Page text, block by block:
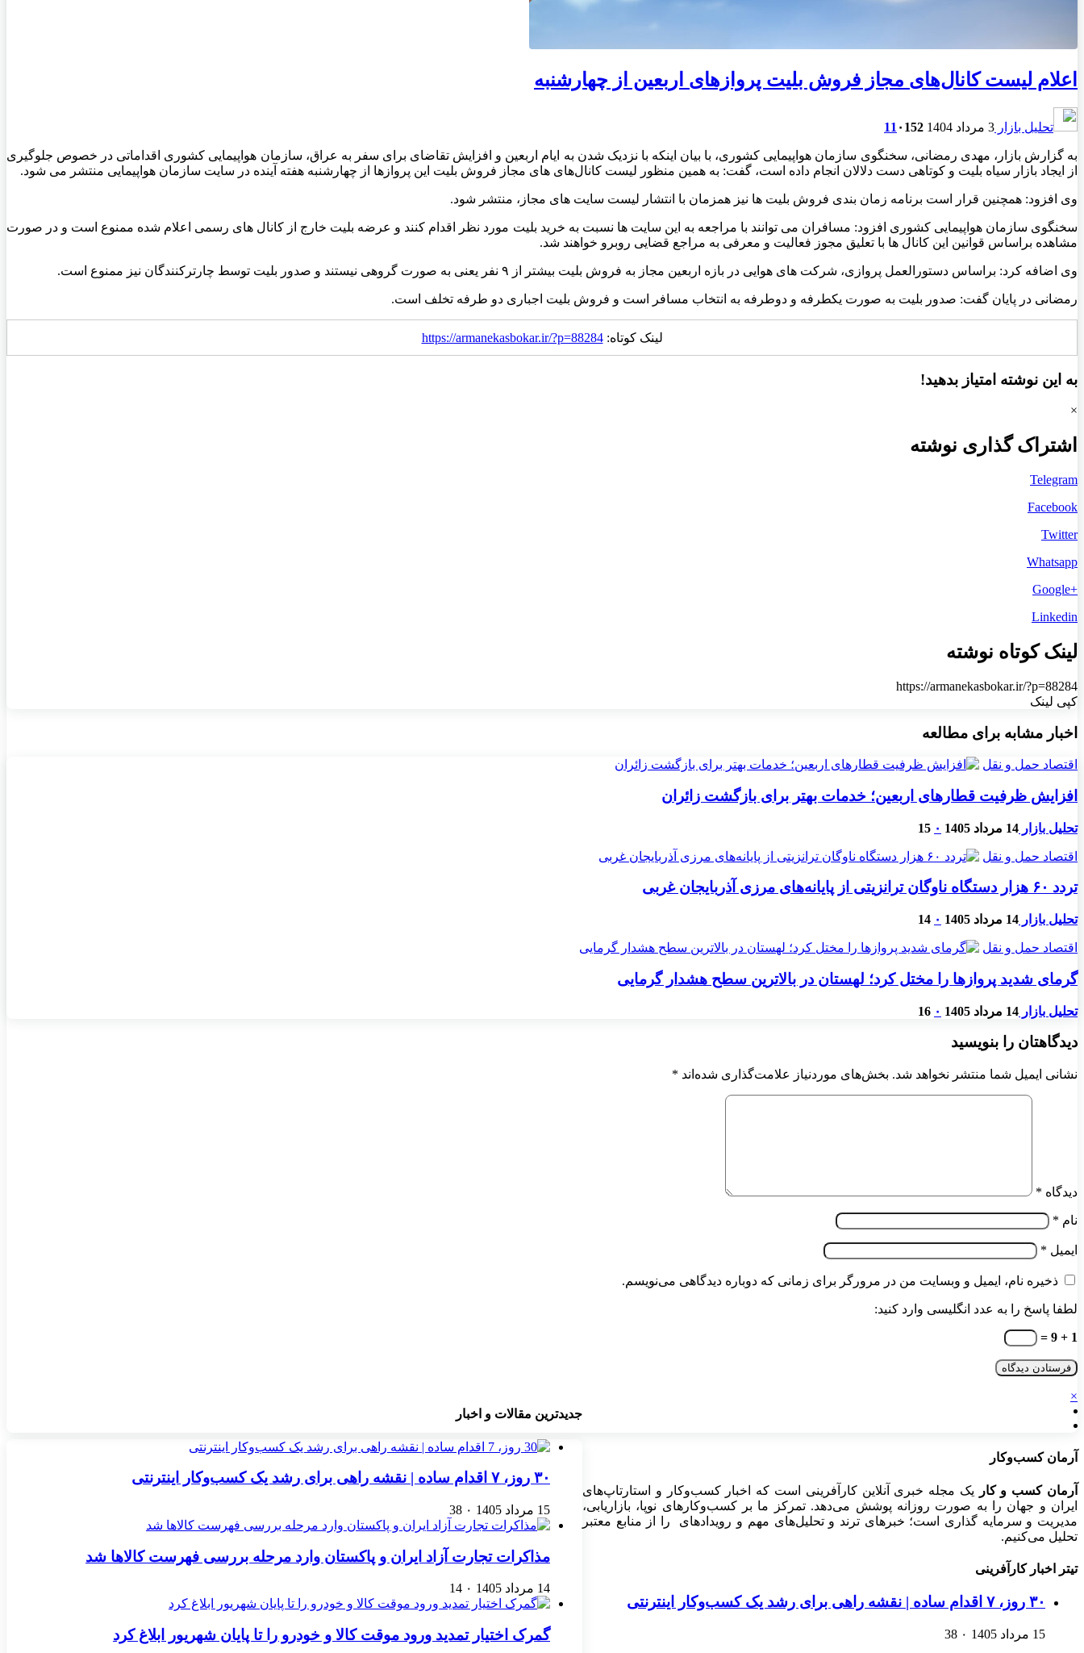
اعلام لیست کانال‌های مجاز فروش بلیت‌ پروازهای اربعین از چهارشنبه
تحلیل بازار 3 مرداد 1404 11 ۰ 152
به گزارش بازار، مهدی رمضانی، سخنگوی سازمان هواپیمایی کشوری، با بیان اینکه با نزدیک شدن به ایام اربعین و افزایش تقاضای برای سفر به عراق، سازمان هواپیمایی کشوری اقداماتی در خصوص جلوگیری
از ایجاد بازار سیاه بلیت و کوتاهی دست دلالان انجام داده است، گفت: به همین منظور لیست کانال‌های های مجاز فروش بلیت این پروازها از چهارشنبه هفته آینده در سایت سازمان هواپیمایی منتشر می شود.
وی افزود: همچنین قرار است برنامه زمان بندی فروش بلیت ها نیز همزمان با انتشار لیست سایت های مجاز، منتشر شود.
سخنگوی سازمان هواپیمایی کشوری افزود: مسافران می توانند با مراجعه به این سایت ها نسبت به خرید بلیت مورد نظر اقدام کنند و عرضه بلیت خارج از کانال های رسمی اعلام شده ممنوع است و در صورت
مشاهده براساس قوانین این کانال ها با تعلیق مجوز فعالیت و معرفی به مراجع قضایی روبرو خواهند شد.
وی اضافه کرد: براساس دستورالعمل پروازی، شرکت های هوایی در بازه اربعین مجاز به فروش بلیت بیشتر از ۹ نفر یعنی به صورت گروهی نیستند و صدور بلیت توسط چارترکنندگان نیز ممنوع است.
رمضانی در پایان گفت: صدور بلیت به صورت یکطرفه و دوطرفه به انتخاب مسافر است و فروش بلیت اجباری دو طرفه تخلف است.
لینک کوتاه:https://armanekasbokar.ir/?p=88284
به این نوشته امتیاز بدهید!
×
اشتراک گذاری نوشته
Telegram
Facebook
Twitter
Whatsapp
+Google
Linkedin
لینک کوتاه نوشته
https://armanekasbokar.ir/?p=88284
کپی لینک
اخبار مشابه برای مطالعه
اقتصاد حمل و نقل
افزایش ظرفیت قطارهای اربعین؛ خدمات بهتر برای بازگشت زائران
تحلیل بازار 14 مرداد 1405 ۰ 15
اقتصاد حمل و نقل
تردد ۶۰ هزار دستگاه ناوگان ترانزیتی از پایانه‌های مرزی آذربایجان ‌غربی
تحلیل بازار 14 مرداد 1405 ۰ 14
اقتصاد حمل و نقل
گرمای شدید پروازها را مختل کرد؛ لهستان در بالاترین سطح هشدار گرمایی
تحلیل بازار 14 مرداد 1405 ۰ 16
دیدگاهتان را بنویسید
نشانی ایمیل شما منتشر نخواهد شد. بخش‌های موردنیاز علامت‌گذاری شده‌اند *
دیدگاه *
نام *
ایمیل *
ذخیره نام، ایمیل و وبسایت من در مرورگر برای زمانی که دوباره دیدگاهی می‌نویسم.
لطفا پاسخ را به عدد انگلیسی وارد کنید:
1 + 9 =
جدیدترین مقالات و اخبار
۳۰ روز، ۷ اقدام ساده | نقشه راهی برای رشد یک کسب‌وکار اینترنتی
15 مرداد 1405 ۰ 38
مذاکرات تجارت آزاد ایران و پاکستان وارد مرحله بررسی فهرست کالاها شد
14 مرداد 1405 ۰ 14
گمرک اختیار تمدید ورود موقت کالا و خودرو را تا پایان شهریور ابلاغ کرد
×
آرمان کسب‌وکار
آرمان کسب و کار
یک مجله خبری آنلاین کارآفرینی است که اخبار کسب‌وکار و استارتاپ‌های
ایران و جهان را به صورت روزانه پوشش می‌دهد. تمرکز ما بر کسب‌وکارهای نوپا، بازاریابی،
مدیریت و سرمایه گذاری است؛ خبرهای ترند و تحلیل‌های مهم و رویدادهای را از منابع معتبر
تحلیل می‌کنیم.
تیتر اخبار کارآفرینی
۳۰ روز، ۷ اقدام ساده | نقشه راهی برای رشد یک کسب‌وکار اینترنتی
15 مرداد 1405 ۰ 38